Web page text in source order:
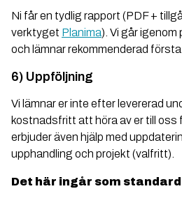
Ni får en tydlig rapport (PDF +
verktyget Planima). Vi går igenom
och lämnar rekommenderad första
6) Uppföljning
Vi lämnar er inte efter levererad
kostnadsfritt att höra av er till oss
erbjuder även hjälp med
upphandling och projekt (valfritt).
Det här ingår som standard